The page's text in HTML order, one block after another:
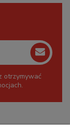
otrzymywać